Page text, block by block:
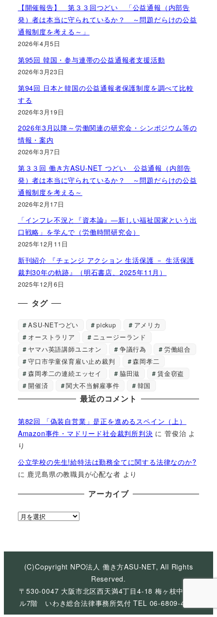
【開催報告】 第３３回つどい 「公益通報（内部告
発）者は本当に守られているか？ ～問題だらけの公益
通報制度を考える～」
2026年4月5日
第95回 韓国・参与連帯の公益通報者支援活動
2026年3月23日
第94回 日本と韓国の公益通報者保護制度を調べて比較
する
2026年3月19日
2026年3月以降～労働関連の研究会・シンポジウム等の
情報・案内
2026年3月7日
第３３回 働き方ASU-NET つどい 公益通報（内部告
発）者は本当に守られているか？ ～問題だらけの公益
通報制度を考える～
2026年2月17日
「インフレ不況と『資本論』―新しい福祉国家という出
口戦略」を学んで（労働時間研究会）
2025年12月11日
新刊紹介 『チェンジ アクション 生活保護 － 生活保護
裁判30年の軌跡』（明石書店、2025年11月）
2025年12月6日
タグ
ASU-NETつどい pickup
アメリカ
オーストラリア
ニュージーランド
ヤマハ英語講師ユニオン
争議行為
労働組合
守口市学童保育雇い止め裁判
森岡孝二
森岡孝二の連続エッセイ
脇田滋
賃金窃盗
開催済
関大不当解雇事件 韓国
最近のコメント
第82回 「偽装自営業」是正を進めるスペイン（上）
Amazon事件・マドリード社会裁判所判決 に菅俊治 よ
り
公立学校の先生!給特法は勤務全てに関する法律なのか?
に 鹿児島県の教職員が心配な者 より
アーカイブ
ア
イ
(C)Copyright NPO法人 働き方ASU-NET, All Rights
Reserved.
〒530-0047 大阪市北区西天満4丁目4-18 梅ヶ枝中央ビ
ル7階 いわき総合法律事務所気付 TEL 06-6809-4926